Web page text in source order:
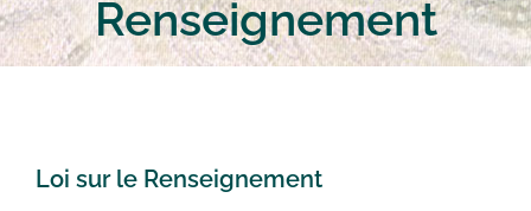
Contact Renseignement
Loi sur le Renseignement